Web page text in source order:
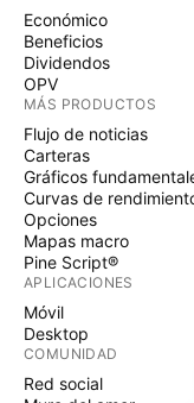
Económico
Beneficios
Dividendos
OPV
MÁS PRODUCTOS
Flujo de noticias
Carteras
Gráficos
Curvas de
Opciones
Mapas macro
Pine Script®
APLICACIONES
Móvil
Desktop
COMUNIDAD
Red social